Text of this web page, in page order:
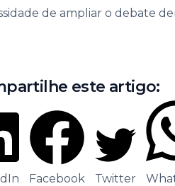
de ampliar o debate
este artigo:
Facebook Twitter